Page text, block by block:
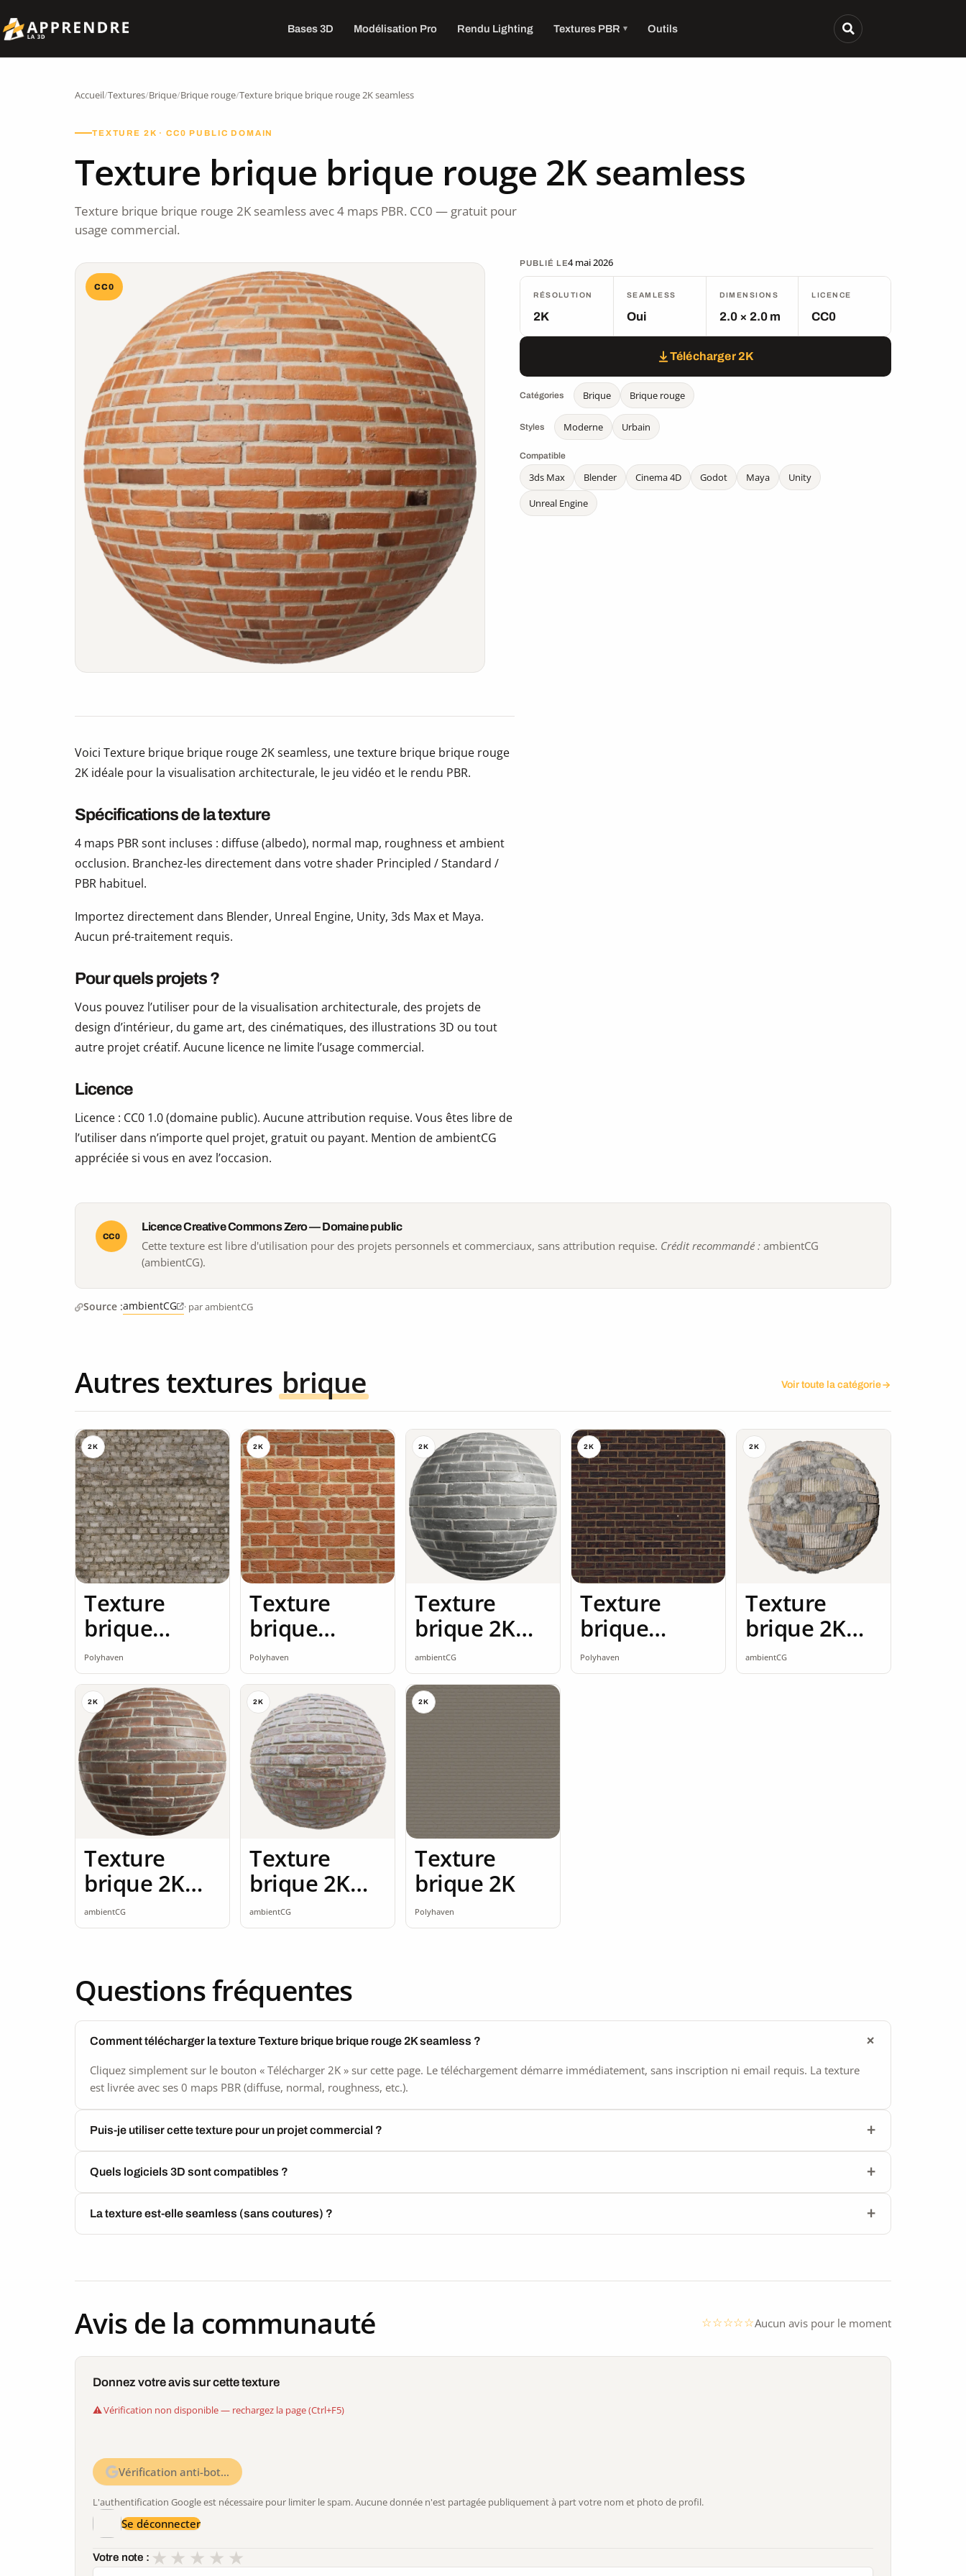
Bases 3D Modélisation Pro Rendu Lighting Textures PBR Outils
Accueil/Textures/Brique/Brique rouge/Texture brique brique rouge 2K seamless
TEXTURE 2K · CC0 PUBLIC DOMAIN
Texture brique brique rouge 2K seamless
Texture brique brique rouge 2K seamless avec 4 maps PBR. CC0 — gratuit pour
usage commercial.
CC0
PUBLIÉ LE4 mai 2026
RÉSOLUTION
2K
SEAMLESS
Oui
DIMENSIONS
2.0 × 2.0 m
LICENCE
CC0
Télécharger 2K
Catégories Brique Brique rouge
Styles Moderne Urbain
Compatible
3ds Max Blender Cinema 4D Godot Maya
Unity
Unreal Engine
Voici Texture brique brique rouge 2K seamless, une texture brique brique rouge
2K idéale pour la visualisation architecturale, le jeu vidéo et le rendu PBR.
Spécifications de la texture
4 maps PBR sont incluses : diffuse (albedo), normal map, roughness et ambient
occlusion. Branchez-les directement dans votre shader Principled / Standard /
PBR habituel.
Importez directement dans Blender, Unreal Engine, Unity, 3ds Max et Maya.
Aucun pré-traitement requis.
Pour quels projets ?
Vous pouvez l’utiliser pour de la visualisation architecturale, des projets de
design d’intérieur, du game art, des cinématiques, des illustrations 3D ou tout
autre projet créatif. Aucune licence ne limite l’usage commercial.
Licence
Licence : CC0 1.0 (domaine public). Aucune attribution requise. Vous êtes libre de
l’utiliser dans n’importe quel projet, gratuit ou payant. Mention de ambientCG
appréciée si vous en avez l’occasion.
CC0
Licence Creative Commons Zero — Domaine public
Cette texture est libre d'utilisation pour des projets personnels et commerciaux, sans attribution requise. Crédit recommandé : ambientCG
(ambientCG).
Source :ambientCG · par ambientCG
Autres textures brique Voir toute la catégorie
2K
Texture
brique
brique rouge
2K
Polyhaven
2K
Texture
brique
brique rouge
2K
Polyhaven
2K
Texture
brique 2K
seamless
ambientCG
2K
Texture
brique
brique rouge
2K
Polyhaven
2K
Texture
brique 2K
seamless
ambientCG
2K
Texture
brique 2K
seamless
ambientCG
2K
Texture
brique 2K
seamless
ambientCG
2K
Texture
brique 2K
Polyhaven
Questions fréquentes
Comment télécharger la texture Texture brique brique rouge 2K seamless ?
Cliquez simplement sur le bouton « Télécharger 2K » sur cette page. Le téléchargement démarre immédiatement, sans inscription ni email requis. La texture
est livrée avec ses 0 maps PBR (diffuse, normal, roughness, etc.).
Puis-je utiliser cette texture pour un projet commercial ?
Quels logiciels 3D sont compatibles ?
La texture est-elle seamless (sans coutures) ?
Avis de la communauté Aucun avis pour le moment
Donnez votre avis sur cette texture
Vérification non disponible — rechargez la page (Ctrl+F5)
Vérification anti-bot…
L'authentification Google est nécessaire pour limiter le spam. Aucune donnée n'est partagée publiquement à part votre nom et photo de profil.
Se déconnecter
Votre note : ★
★
★
★
★